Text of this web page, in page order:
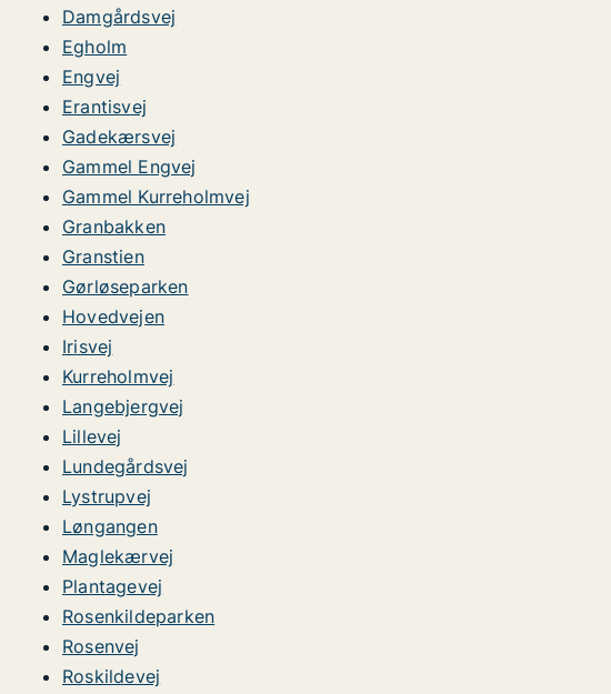
Damgårdsvej
Egholm
Engvej
Erantisvej
Gadekærsvej
Gammel Engvej
Gammel Kurreholmvej
Granbakken
Granstien
Gørløseparken
Hovedvejen
Irisvej
Kurreholmvej
Langebjergvej
Lillevej
Lundegårdsvej
Lystrupvej
Løngangen
Maglekærvej
Plantagevej
Rosenkildeparken
Rosenvej
Roskildevej